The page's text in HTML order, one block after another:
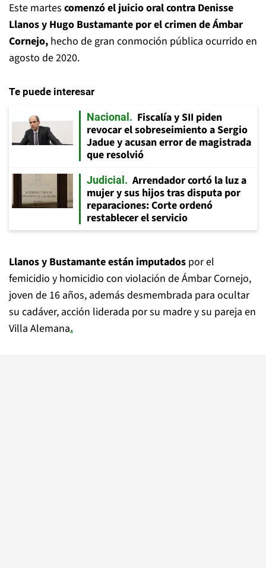
Este martes comenzó el juicio oral contra Denisse
Llanos y Hugo Bustamante por el crimen de Ámbar
Cornejo, hecho de gran conmoción pública ocurrido en
agosto de 2020.
Te puede interesar
Nacional
Fiscalía y SII piden
revocar el sobreseimiento a Sergio
Jadue y acusan error de magistrada
que resolvió
Judicial
Arrendador cortó la luz a
mujer y sus hijos tras disputa por
reparaciones: Corte ordenó
restablecer el servicio
Llanos y Bustamante están imputados por el
femicidio y homicidio con violación de Ámbar Cornejo,
joven de 16 años, además desmembrada para ocultar
su cadáver, acción liderada por su madre y su pareja en
Villa Alemana.